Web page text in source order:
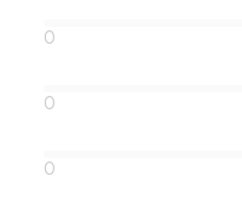
0
0
0